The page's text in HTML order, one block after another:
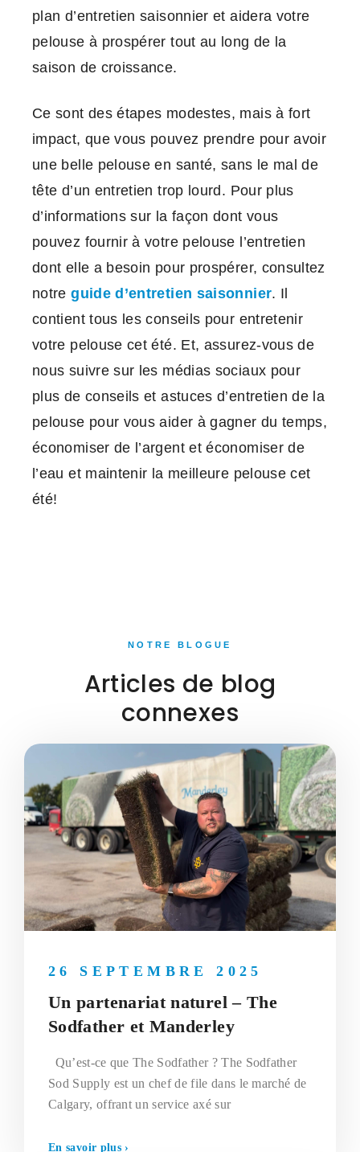
plan d’entretien saisonnier et aidera votre
pelouse à prospérer tout au long de la
saison de croissance.
Ce sont des étapes modestes, mais à fort
impact, que vous pouvez prendre pour avoir
une belle pelouse en santé, sans le mal de
tête d’un entretien trop lourd. Pour plus
d’informations sur la façon dont vous
pouvez fournir à votre pelouse l’entretien
dont elle a besoin pour prospérer, consultez
notreguide d’entretien saisonnier. Il
contient tous les conseils pour entretenir
votre pelouse cet été. Et, assurez-vous de
nous suivre sur les médias sociaux pour
plus de conseils et astuces d’entretien de la
pelouse pour vous aider à gagner du temps,
économiser de l’argent et économiser de
l’eau et maintenir la meilleure pelouse cet
été!
NOTRE BLOGUE
Articles de blog
connexes
Un partenariat naturel – The
Sodfather et Manderley
26 SEPTEMBRE 2025
Qu’est-ce que The Sodfather ? The Sodfather
Sod Supply est un chef de file dans le marché de
Calgary, offrant un service axé sur
En savoir plus ›